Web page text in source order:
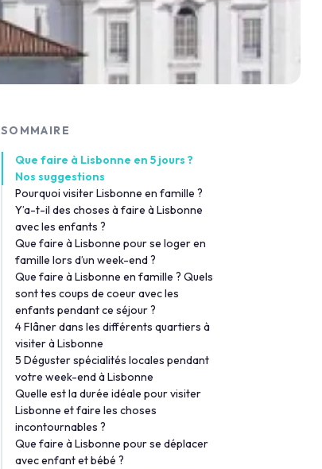
SOMMAIRE
Que faire à Lisbonne en 5 jours ?
Nos suggestions
Pourquoi visiter Lisbonne en famille ?
Y’a-t-il des choses à faire à Lisbonne
avec les enfants ?
Que faire à Lisbonne pour se loger en
famille lors d’un week-end ?
Que faire à Lisbonne en famille ? Quels
sont tes coups de coeur avec les
enfants pendant ce séjour ?
4 Flâner dans les différents quartiers à
visiter à Lisbonne
5 Déguster spécialités locales pendant
votre week-end à Lisbonne
Quelle est la durée idéale pour visiter
Lisbonne et faire les choses
incontournables ?
Que faire à Lisbonne pour se déplacer
avec enfant et bébé ?